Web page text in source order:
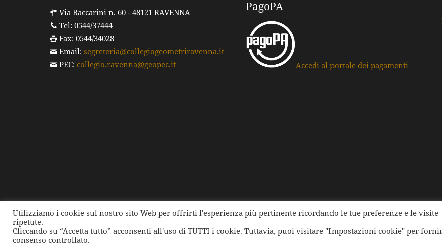
Via Baccarini n. 60 - 48121 RAVENNA
Tel: 0544/37444
Fax: 0544/34028
Email: segreteria@collegiogeometriravenna.it
PEC: collegio.ravenna@geopec.it
PagoPA
Accedi al portale dei pagamenti
© 2026 Collegio dei Geometri e dei Geometri Laureati della Provincia di Ravenna | Tutti i diritti Riservati |
Utilizziamo i cookie sul nostro sito Web per offrirti l'esperienza più pertinente ricordando le tue preferenze e le visite
ripetute.
Cliccando su “Accetta tutto” acconsenti all'uso di TUTTI i cookie. Tuttavia, puoi visitare "Impostazioni cookie" per
consenso controllato.